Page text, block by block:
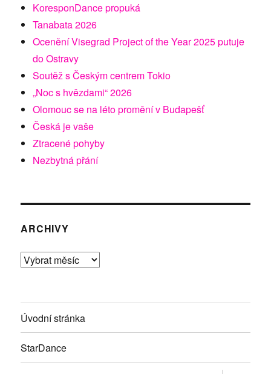
KoresponDance propuká
Tanabata 2026
Ocenění Visegrad Project of the Year 2025 putuje
do Ostravy
Soutěž s Českým centrem Tokio
„Noc s hvězdami“ 2026
Olomouc se na léto promění v Budapešť
Česká je vaše
Ztracené pohyby
Nezbytná přání
ARCHIVY
Archivy
Úvodní stránka
StarDance